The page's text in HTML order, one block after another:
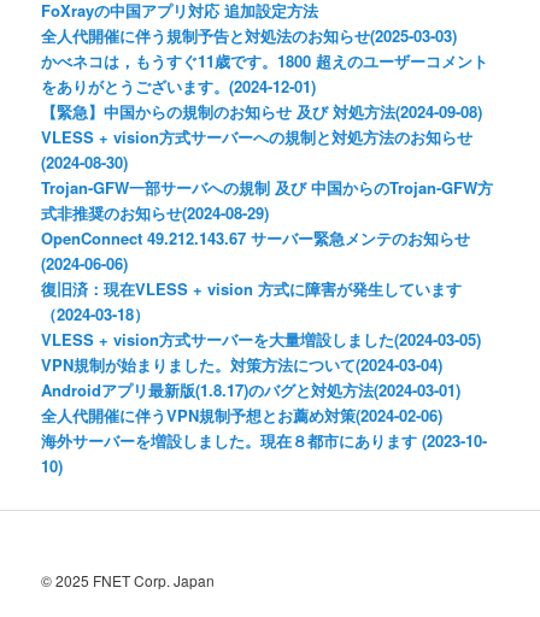
FoXrayの中国アプリ対応 追加設定方法
全人代開催に伴う規制予告と対処法のお知らせ(2025-03-03)
かべネコは，もうすぐ11歳です。1800 超えのユーザーコメント
をありがとうございます。(2024-12-01)
【緊急】中国からの規制のお知らせ 及び 対処方法(2024-09-08)
VLESS + vision方式サーバーへの規制と対処方法のお知らせ
(2024-08-30)
Trojan-GFW一部サーバへの規制 及び 中国からのTrojan-GFW方
式非推奨のお知らせ(2024-08-29)
OpenConnect 49.212.143.67 サーバー緊急メンテのお知らせ
(2024-06-06)
復旧済：現在VLESS + vision 方式に障害が発生しています
（2024-03-18）
VLESS + vision方式サーバーを大量増設しました(2024-03-05)
VPN規制が始まりました。対策方法について(2024-03-04)
Androidアプリ最新版(1.8.17)のバグと対処方法(2024-03-01)
全人代開催に伴うVPN規制予想とお薦め対策(2024-02-06)
海外サーバーを増設しました。現在８都市にあります (2023-10-
10)
© 2025 FNET Corp. Japan